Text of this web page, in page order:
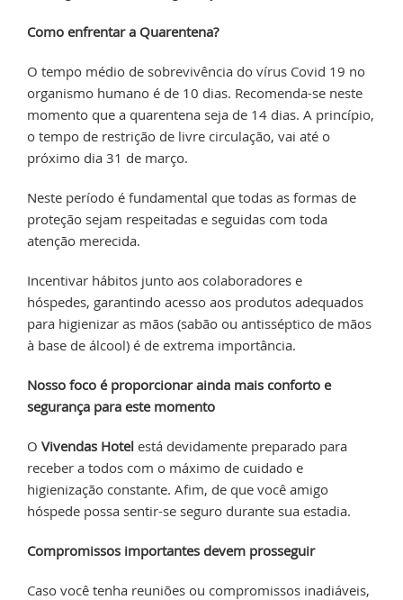
Como enfrentar a Quarentena?
O tempo médio de sobrevivência do vírus Covid 19 no
organismo humano é de 10 dias. Recomenda-se neste
momento que a quarentena seja de 14 dias. A princípio,
o tempo de restrição de livre circulação, vai até o
próximo dia 31 de março.
Neste período é fundamental que todas as formas de
proteção sejam respeitadas e seguidas com toda
atenção merecida.
Incentivar hábitos junto aos colaboradores e
hóspedes, garantindo acesso aos produtos adequados
para higienizar as mãos (sabão ou antisséptico de mãos
à base de álcool) é de extrema importância.
Nosso foco é proporcionar ainda mais conforto e
segurança para este momento
O Vivendas Hotel está devidamente preparado para
receber a todos com o máximo de cuidado e
higienização constante. Afim, de que você amigo
hóspede possa sentir-se seguro durante sua estadia.
Compromissos importantes devem prosseguir
Caso você tenha reuniões ou compromissos inadiáveis,